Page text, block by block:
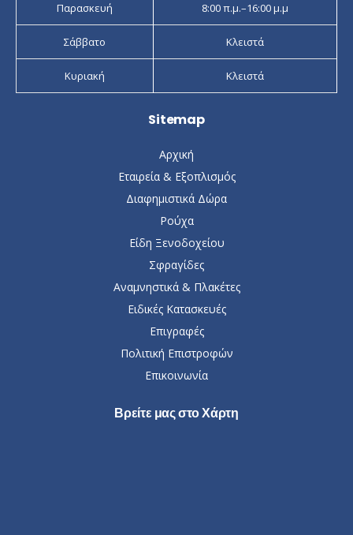
Παρασκευή 8:00 π.μ.–16:00 μ.μ
Σάββατο Κλειστά
Κυριακή Κλειστά
Sitemap
Αρχική
Εταιρεία & Εξοπλισμός
Διαφημιστικά Δώρα
Ρούχα
Είδη Ξενοδοχείου
Σφραγίδες
Αναμνηστικά & Πλακέτες
Ειδικές Κατασκευές
Επιγραφές
Πολιτική Επιστροφών
Επικοινωνία
Βρείτε μας στο Χάρτη